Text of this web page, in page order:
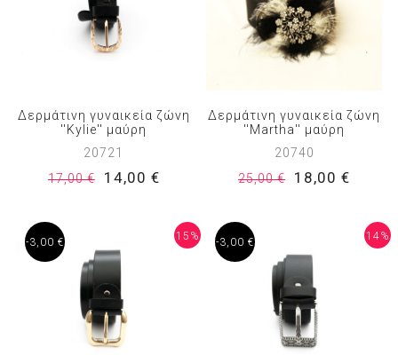
Δερμάτινη γυναικεία ζώνη
''Kylie'' μαύρη
20721
17,00 €
14,00 €
Δερμάτινη γυναικεία ζώνη
''Martha'' μαύρη
20740
25,00 €
18,00 €
15%
-3,00 € 14%
-3,00 €